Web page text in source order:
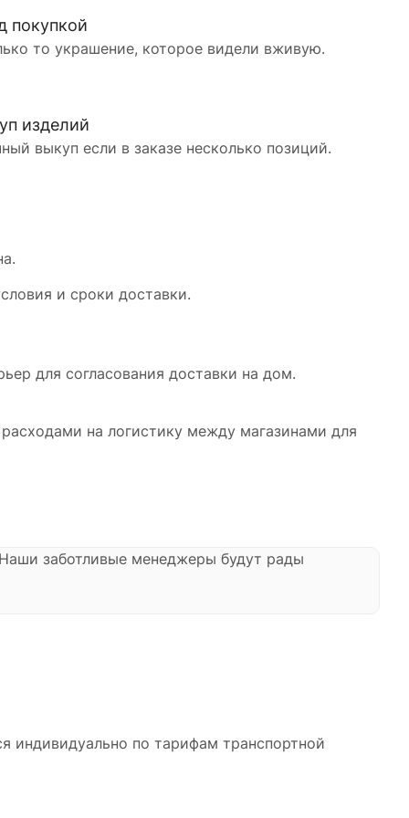
покупкой
то украшение, которое видели вживую.
изделий
выкуп если в заказе несколько позиций.
и сроки доставки.
для согласования доставки на дом.
на логистику между магазинами для
заботливые менеджеры будут рады
индивидуально по тарифам транспортной